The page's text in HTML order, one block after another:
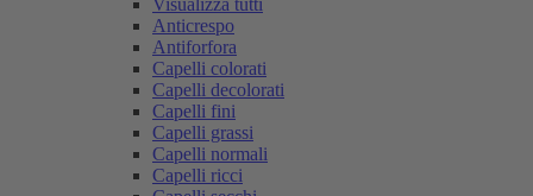
Visualizza tutti
Anticrespo
Antiforfora
Capelli colorati
Capelli decolorati
Capelli fini
Capelli grassi
Capelli normali
Capelli ricci